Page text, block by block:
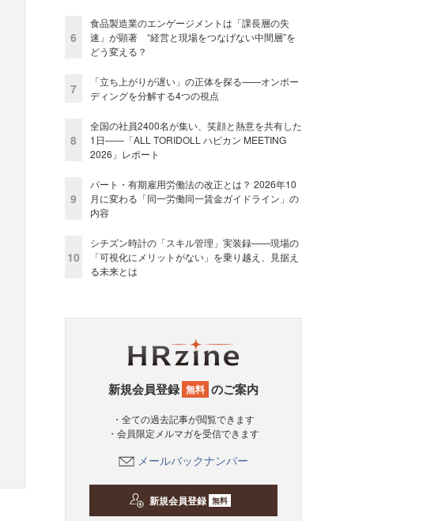
6
食品製造業のエンゲージメントは「課長層の失
速」が顕著 “経営と現場をつなげない中間層”を
どう変える？
7
「立ち上がりが遅い」の正体を探る——オンボー
ディングを分解する4つの視点
8
全国の社員2400名が集い、笑顔と熱意を共有した
1日――「ALL TORIDOLL ハピカン MEETING
2026」レポート
9
パート・有期雇用労働法の改正とは？ 2026年10
月に変わる「同一労働同一賃金ガイドライン」の
内容
10
シチズン時計の「スキル管理」実装録——現場の
「可視化にメリットがない」を乗り越え、見据え
る未来とは
新規会員登録 無料 のご案内
・全ての過去記事が閲覧できます
・会員限定メルマガを受信できます
メールバックナンバー
新規会員登録 無料